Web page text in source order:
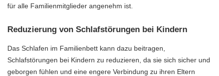
für alle Familienmitglieder angenehm ist.
Reduzierung von Schlafstörungen bei Kindern
Das Schlafen im Familienbett kann dazu beitragen,
Schlafstörungen bei Kindern zu reduzieren, da sie sich sicher und
geborgen fühlen und eine engere Verbindung zu ihren Eltern